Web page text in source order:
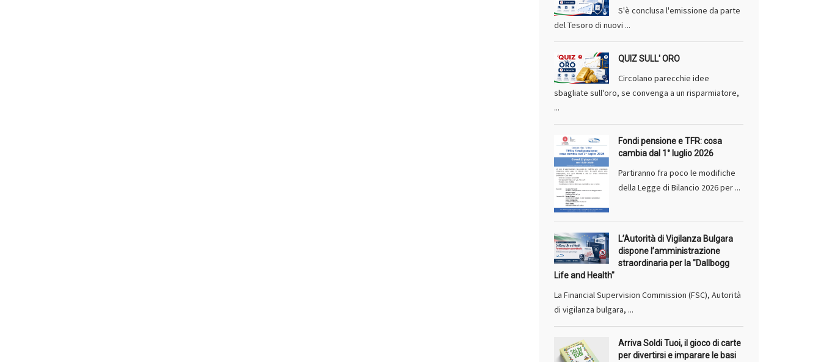
S'è conclusa l'emissione da parte
del Tesoro di nuovi ...
QUIZ SULL' ORO
Circolano parecchie idee
sbagliate sull'oro, se convenga a un risparmiatore,
...
Fondi pensione e TFR: cosa
cambia dal 1° luglio 2026
Partiranno fra poco le modifiche
della Legge di Bilancio 2026 per ...
L’Autorità di Vigilanza Bulgara
dispone l’amministrazione
straordinaria per la "Dallbogg
Life and Health"
La Financial Supervision Commission (FSC), Autorità
di vigilanza bulgara, ...
Arriva Soldi Tuoi, il gioco di carte
per divertirsi e imparare le basi